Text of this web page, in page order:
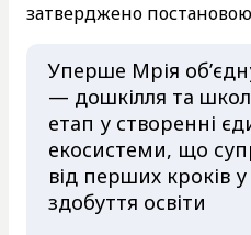
затверджено
Уперше Мрія
— дошкілля та
етап у створенні
екосистеми, що
від перших кроків
здобуття освіти